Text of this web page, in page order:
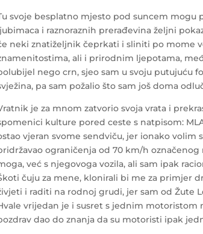
svoje besplatno mjesto pod suncem
i raznoraznih prerađevina željni
neki znatiželjnik čeprkati i sliniti po mome
ali i prirodnim ljepotama,
nego crn, sjeo sam u svoju putujuću
pa sam požalio što sam još doma
je za mnom zatvorio svoja vrata i
kulture pored ceste s natpisom:
vjeran svome sendviču, jer ionako volim
ograničenja od 70 km/h
već s njegovoga vozila, ali sam ipak
čuju za mene, klonirali bi me za primjer
i raditi na rodnoj grudi, jer sam od Žute
vrijedan je i susret s jednim
dao do znanja da su motoristi ipak